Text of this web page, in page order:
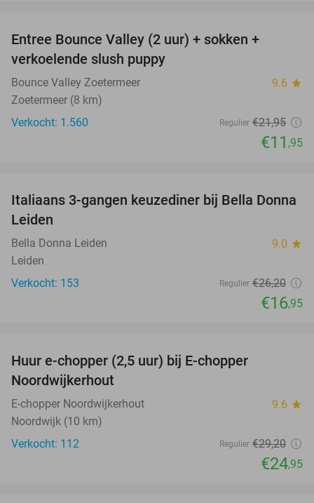
Entree Bounce Valley (2 uur) + sokken +
verkoelende slush puppy
Bounce Valley Zoetermeer 9.6 star
Zoetermeer (8 km)
Verkocht: 1.560
Regulier €21,95
€11 ,95
35%
Italiaans 3-gangen keuzediner bij Bella Donna
Leiden
Bella Donna Leiden 9.0 star
Leiden
Verkocht: 153
Regulier €26,20
€16,95
Huur e-chopper (2,5 uur) bij E-chopper
Noordwijkerhout
E-chopper Noordwijkerhout 9.6 star
Noordwijk (10 km)
Verkocht: 112
Regulier €29,20
€24,95